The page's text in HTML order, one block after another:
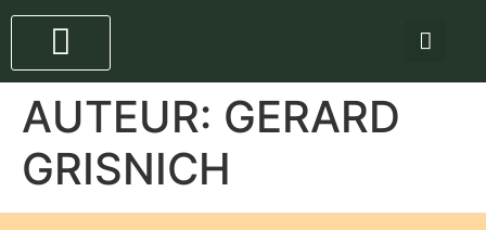
AUTEUR: GERARD
GRISNICH